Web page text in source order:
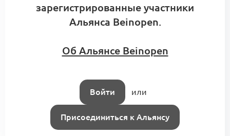
зарегистрированные участники
Альянса Beinopen.
Об Альянсе Beinopen
Войти или
Присоединиться к Альянсу